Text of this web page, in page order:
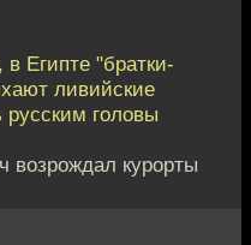
Египте "братки-
ливийские
русским головы
возрождал курорты